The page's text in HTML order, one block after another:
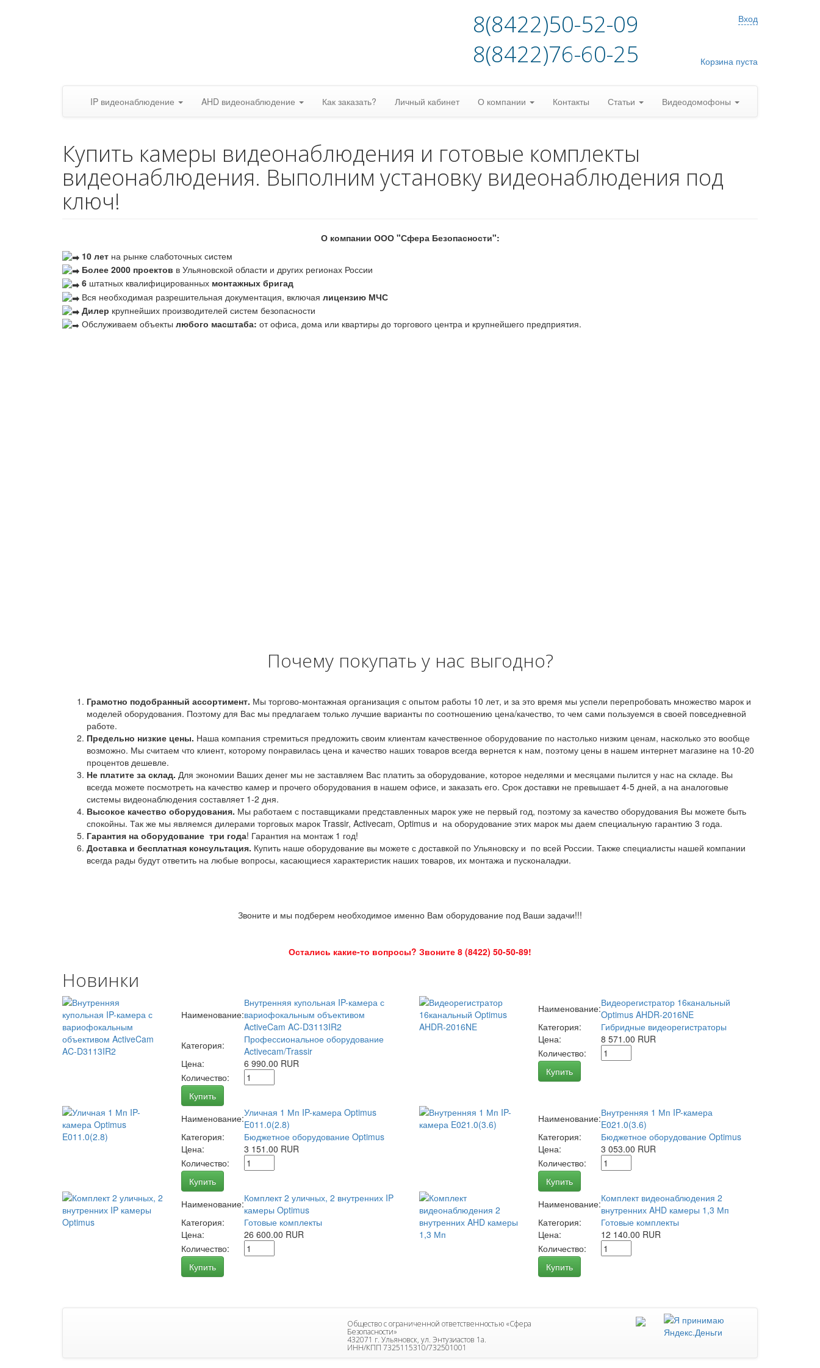
8(8422)50-52-09
8(8422)76-60-25
Вход
Корзина пуста
IP видеонаблюдение AHD видеонаблюдение Как заказать? Личный кабинет О компании Контакты Статьи Видеодомофоны
Купить камеры видеонаблюдения и готовые комплекты
видеонаблюдения. Выполним установку видеонаблюдения под
ключ!
О компании ООО "Сфера Безопасности":
10 лет на рынке слаботочных систем
Более 2000 проектов в Ульяновской области и других регионах России
6 штатных квалифицированных монтажных бригад
Вся необходимая разрешительная документация, включая лицензию МЧС
Дилер крупнейших производителей систем безопасности
Обслуживаем объекты любого масштаба: от офиса, дома или квартиры до торгового центра и крупнейшего предприятия.
Почему покупать у нас выгодно?
Грамотно подобранный ассортимент. Мы торгово-монтажная организация с опытом работы 10 лет, и за это время мы успели перепробовать множество марок и
моделей оборудования. Поэтому для Вас мы предлагаем только лучшие варианты по соотношению цена/качество, то чем сами пользуемся в своей повседневной
работе.
Предельно низкие цены. Наша компания стремиться предложить своим клиентам качественное оборудование по настолько низким ценам, насколько это вообще
возможно. Мы считаем что клиент, которому понравилась цена и качество наших товаров всегда вернется к нам, поэтому цены в нашем интернет магазине на 10-20
процентов дешевле.
Не платите за склад. Для экономии Ваших денег мы не заставляем Вас платить за оборудование, которое неделями и месяцами пылится у нас на складе. Вы
всегда можете посмотреть на качество камер и прочего оборудования в нашем офисе, и заказать его. Срок доставки не превышает 4-5 дней, а на аналоговые
системы видеонаблюдения составляет 1-2 дня.
Высокое качество оборудования. Мы работаем с поставщиками представленных марок уже не первый год, поэтому за качество оборудования Вы можете быть
спокойны. Так же мы являемся дилерами торговых марок Trassir, Activecam, Optimus и на оборудование этих марок мы даем специальную гарантию 3 года.
Гарантия на оборудование три года! Гарантия на монтаж 1 год!
Доставка и бесплатная консультация. Купить наше оборудование вы можете с доставкой по Ульяновску и по всей России. Также специалисты нашей компании
всегда рады будут ответить на любые вопросы, касающиеся характеристик наших товаров, их монтажа и пусконаладки.
Звоните и мы подберем необходимое именно Вам оборудование под Ваши задачи!!!
Остались какие-то вопросы? Звоните 8 (8422) 50-50-89!
Новинки
Наименование:
Внутренняя купольная IP-камера с
вариофокальным объективом
ActiveCam AC-D3113IR2
Категория:
Профессиональное оборудование
Activecam/Trassir
Цена:
6 990.00 RUR
Количество:
Купить
Наименование:Видеорегистратор 16канальный
Optimus AHDR-2016NE
Категория:
Гибридные видеорегистраторы
Цена:
8 571.00 RUR
Количество:
Купить
Наименование:Уличная 1 Мп IP-камера Optimus
E011.0(2.8)
Категория:
Бюджетное оборудование Optimus
Цена:
3 151.00 RUR
Количество:
Купить
Наименование:Внутренняя 1 Мп IP-камера
E021.0(3.6)
Категория:
Бюджетное оборудование Optimus
Цена:
3 053.00 RUR
Количество:
Купить
Наименование:Комплект 2 уличных, 2 внутренних IP
камеры Optimus
Категория:
Готовые комплекты
Цена:
26 600.00 RUR
Количество:
Купить
Наименование:Комплект видеонаблюдения 2
внутренних AHD камеры 1,3 Мп
Категория:
Готовые комплекты
Цена:
12 140.00 RUR
Количество:
Купить
Общество с ограниченной ответственностью «Сфера
Безопасности»
432071 г. Ульяновск, ул. Энтузиастов 1а.
ИНН/КПП 7325115310/732501001